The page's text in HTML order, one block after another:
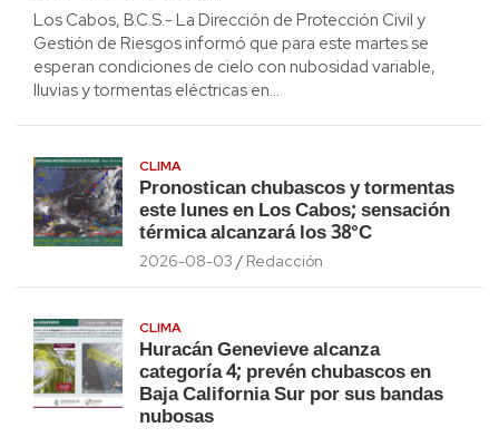
Los Cabos, B.C.S.- La Dirección de Protección Civil y
Gestión de Riesgos informó que para este martes se
esperan condiciones de cielo con nubosidad variable,
lluvias y tormentas eléctricas en…
CLIMA
Pronostican chubascos y tormentas
este lunes en Los Cabos; sensación
térmica alcanzará los 38°C
2026-08-03 Redacción
CLIMA
Huracán Genevieve alcanza
categoría 4; prevén chubascos en
Baja California Sur por sus bandas
nubosas